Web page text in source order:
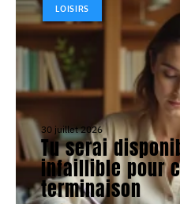
LOISIRS
30 juillet 2026
Tu serai
infaillible pour
terminaison